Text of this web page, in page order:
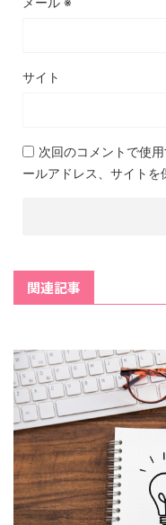
サイト
次回のコメントで使
ールアドレス、サイトを
関連記事